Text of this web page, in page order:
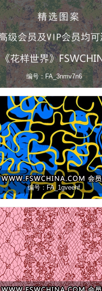
编号：FA_3nmv7n6
编号：FA_1gveehf